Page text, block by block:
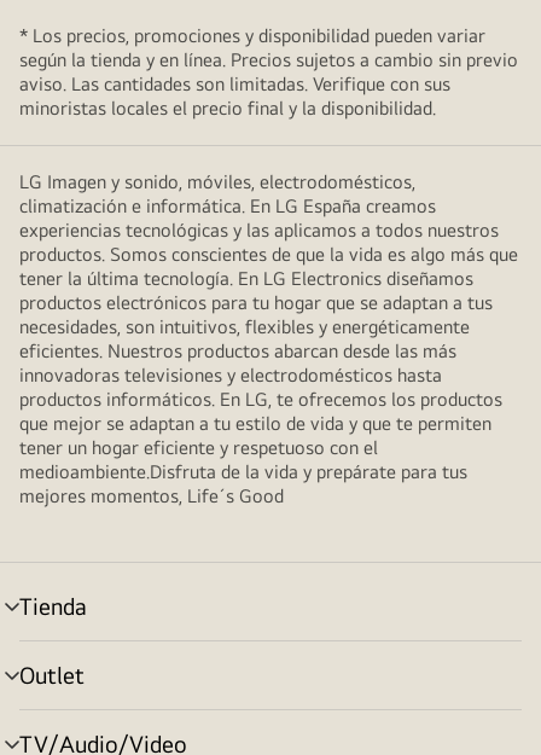
* Los precios, promociones y disponibilidad pueden variar
según la tienda y en línea. Precios sujetos a cambio sin previo
aviso. Las cantidades son limitadas. Verifique con sus
minoristas locales el precio final y la disponibilidad.
LG Imagen y sonido, móviles, electrodomésticos,
climatización e informática. En LG España creamos
experiencias tecnológicas y las aplicamos a todos nuestros
productos. Somos conscientes de que la vida es algo más que
tener la última tecnología. En LG Electronics diseñamos
productos electrónicos para tu hogar que se adaptan a tus
necesidades, son intuitivos, flexibles y energéticamente
eficientes. Nuestros productos abarcan desde las más
innovadoras televisiones y electrodomésticos hasta
productos informáticos. En LG, te ofrecemos los productos
que mejor se adaptan a tu estilo de vida y que te permiten
tener un hogar eficiente y respetuoso con el
medioambiente.Disfruta de la vida y prepárate para tus
mejores momentos, Life´s Good
Tienda
Alternar
menú
Outlet
Alternar
menú
TV/Audio/Video